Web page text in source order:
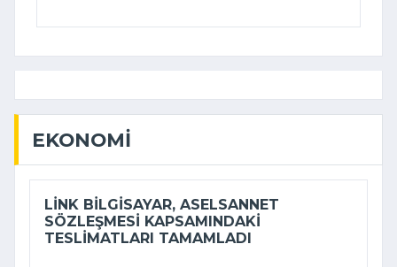
EKONOMI
LINK BILGISAYAR, ASELSANNET
SÖZLEŞMESI KAPSAMINDAKI
TESLIMATLARI TAMAMLADI